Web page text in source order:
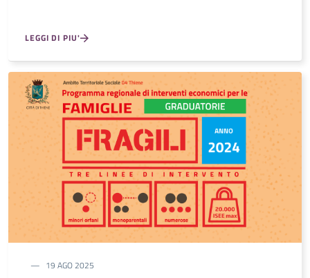
LEGGI DI PIU'
19 AGO 2025